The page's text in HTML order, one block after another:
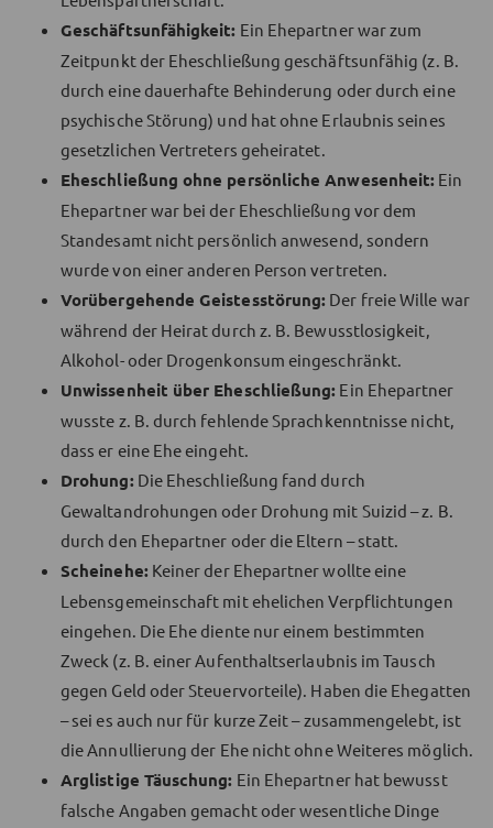
Geschäftsunfähigkeit: Ein Ehepartner war zum
Zeitpunkt der Eheschließung geschäftsunfähig (z. B.
durch eine dauerhafte Behinderung oder durch eine
psychische Störung) und hat ohne Erlaubnis seines
gesetzlichen Vertreters geheiratet.
Eheschließung ohne persönliche Anwesenheit: Ein
Ehepartner war bei der Eheschließung vor dem
Standesamt nicht persönlich anwesend, sondern
wurde von einer anderen Person vertreten.
Vorübergehende Geistesstörung: Der freie Wille war
während der Heirat durch z. B. Bewusstlosigkeit,
Alkohol- oder Drogenkonsum eingeschränkt.
Unwissenheit über Eheschließung: Ein Ehepartner
wusste z. B. durch fehlende Sprachkenntnisse nicht,
dass er eine Ehe eingeht.
Drohung: Die Eheschließung fand durch
Gewaltandrohungen oder Drohung mit Suizid – z. B.
durch den Ehepartner oder die Eltern – statt.
Scheinehe: Keiner der Ehepartner wollte eine
Lebensgemeinschaft mit ehelichen Verpflichtungen
eingehen. Die Ehe diente nur einem bestimmten
Zweck (z. B. einer Aufenthaltserlaubnis im Tausch
gegen Geld oder Steuervorteile). Haben die Ehegatten
– sei es auch nur für kurze Zeit – zusammengelebt, ist
die Annullierung der Ehe nicht ohne Weiteres möglich.
Arglistige Täuschung: Ein Ehepartner hat bewusst
falsche Angaben gemacht oder wesentliche Dinge